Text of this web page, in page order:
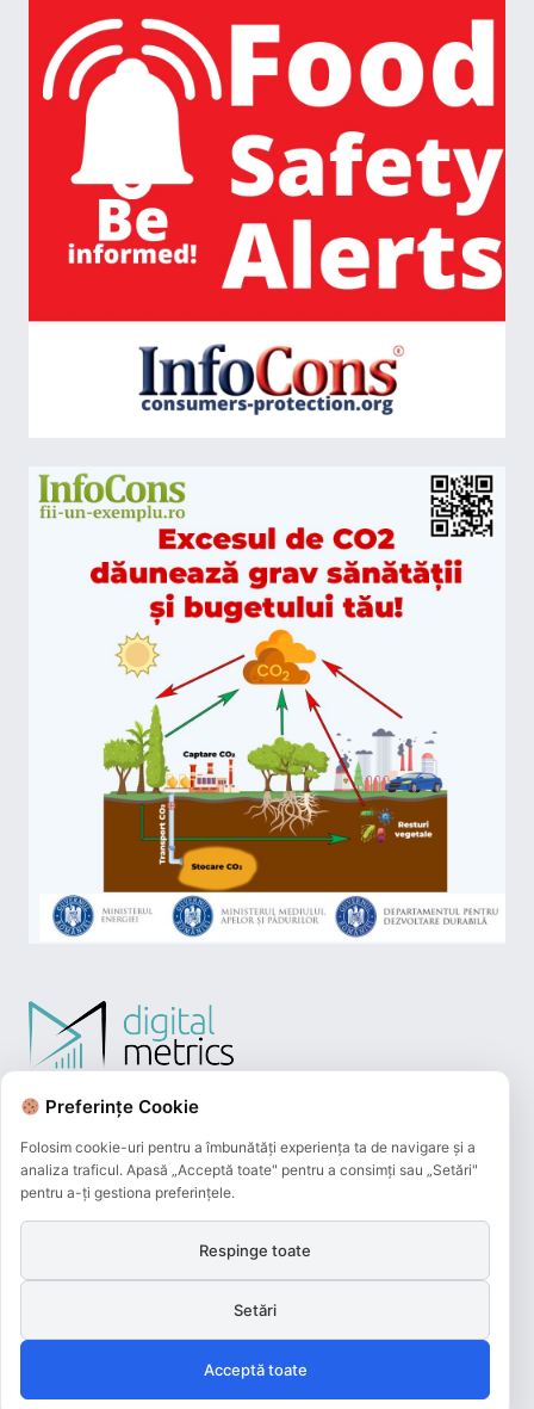
și beneficiază de 3D-Secure.
Preferințe Cookie
Folosim cookie-uri pentru a îmbunătăți experiența ta de navigare și a
analiza traficul. Apasă „Acceptă toate" pentru a consimți sau „Setări"
pentru a-ți gestiona preferințele.
Respinge toate
Setări
Acceptă toate